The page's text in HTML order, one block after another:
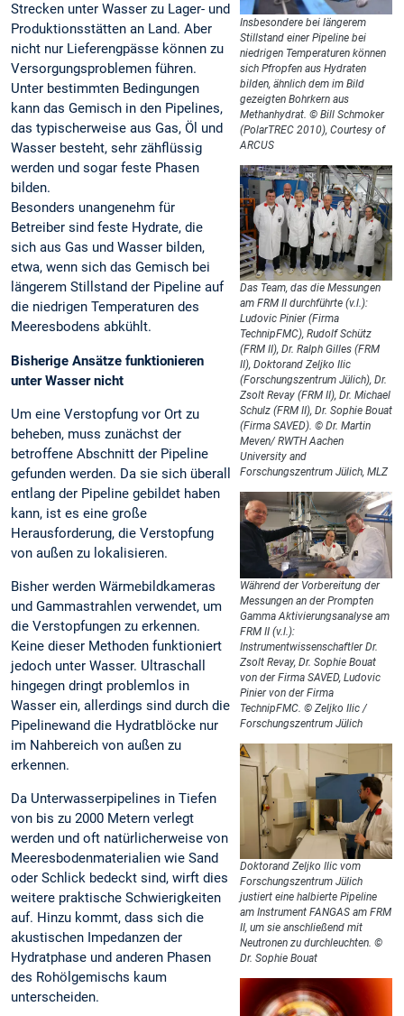
Insbesondere bei längerem
Stillstand einer Pipeline bei
niedrigen Temperaturen können
sich Pfropfen aus Hydraten
bilden, ähnlich dem im Bild
gezeigten Bohrkern aus
Methanhydrat. © Bill Schmoker
(PolarTREC 2010), Courtesy of
ARCUS
Das Team, das die Messungen
am FRM II durchführte (v.l.):
Ludovic Pinier (Firma
TechnipFMC), Rudolf Schütz
(FRM II), Dr. Ralph Gilles (FRM
II), Doktorand Zeljko Ilic
(Forschungszentrum Jülich), Dr.
Zsolt Revay (FRM II), Dr. Michael
Schulz (FRM II), Dr. Sophie Bouat
(Firma SAVED). © Dr. Martin
Meven/ RWTH Aachen
University and
Forschungszentrum Jülich, MLZ
Während der Vorbereitung der
Messungen an der Prompten
Gamma Aktivierungsanalyse am
FRM II (v.l.):
Instrumentwissenschaftler Dr.
Zsolt Revay, Dr. Sophie Bouat
von der Firma SAVED, Ludovic
Pinier von der Firma
TechnipFMC. © Zeljko Ilic /
Forschungszentrum Jülich
Doktorand Zeljko Ilic vom
Forschungszentrum Jülich
justiert eine halbierte Pipeline
am Instrument FANGAS am FRM
II, um sie anschließend mit
Neutronen zu durchleuchten. ©
Dr. Sophie Bouat
Strecken unter Wasser zu Lager- und
Produktionsstätten an Land. Aber
nicht nur Lieferengpässe können zu
Versorgungsproblemen führen.
Unter bestimmten Bedingungen
kann das Gemisch in den Pipelines,
das typischerweise aus Gas, Öl und
Wasser besteht, sehr zähflüssig
werden und sogar feste Phasen
bilden.
Besonders unangenehm für
Betreiber sind feste Hydrate, die
sich aus Gas und Wasser bilden,
etwa, wenn sich das Gemisch bei
längerem Stillstand der Pipeline auf
die niedrigen Temperaturen des
Meeresbodens abkühlt.
Bisherige Ansätze funktionieren
unter Wasser nicht
Um eine Verstopfung vor Ort zu
beheben, muss zunächst der
betroffene Abschnitt der Pipeline
gefunden werden. Da sie sich überall
entlang der Pipeline gebildet haben
kann, ist es eine große
Herausforderung, die Verstopfung
von außen zu lokalisieren.
Bisher werden Wärmebildkameras
und Gammastrahlen verwendet, um
die Verstopfungen zu erkennen.
Keine dieser Methoden funktioniert
jedoch unter Wasser. Ultraschall
hingegen dringt problemlos in
Wasser ein, allerdings sind durch die
Pipelinewand die Hydratblöcke nur
im Nahbereich von außen zu
erkennen.
Da Unterwasserpipelines in Tiefen
von bis zu 2000 Metern verlegt
werden und oft natürlicherweise von
Meeresbodenmaterialien wie Sand
oder Schlick bedeckt sind, wirft dies
weitere praktische Schwierigkeiten
auf. Hinzu kommt, dass sich die
akustischen Impedanzen der
Hydratphase und anderen Phasen
des Rohölgemischs kaum
unterscheiden.